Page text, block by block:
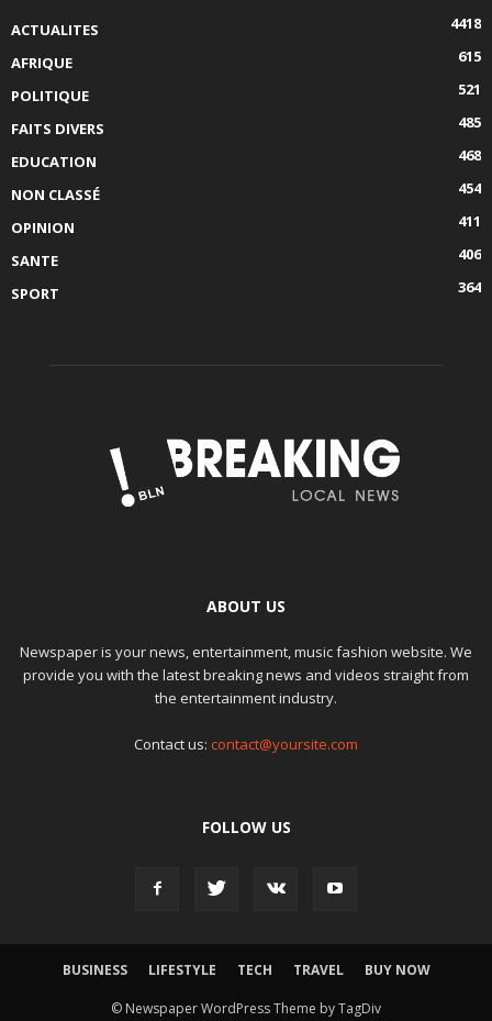
ACTUALITES
4418
AFRIQUE
615
POLITIQUE
521
FAITS DIVERS
485
EDUCATION
468
NON CLASSÉ
454
OPINION
411
SANTE
406
SPORT
364
ABOUT US
Newspaper is your news, entertainment, music fashion website. We
provide you with the latest breaking news and videos straight from
the entertainment industry.
Contact us: contact@yoursite.com
FOLLOW US
BUSINESS LIFESTYLE TECH TRAVEL BUY NOW
© Newspaper WordPress Theme by TagDiv